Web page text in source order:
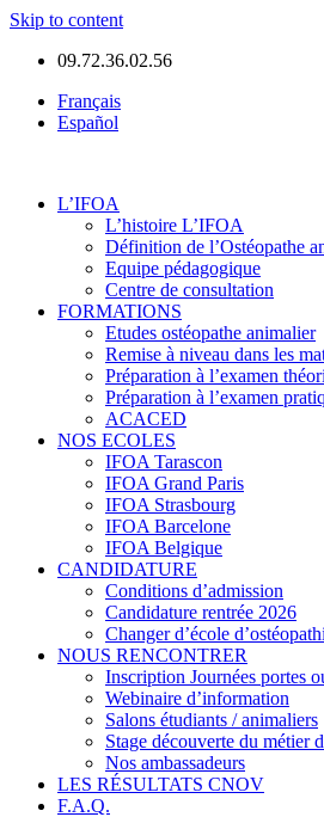
Skip to content
09.72.36.02.56
Français
Español
L’IFOA
L’histoire L’IFOA
Définition de l’Ostéopathe
Equipe pédagogique
Centre de consultation
FORMATIONS
Etudes ostéopathe animalier
Remise à niveau dans les
Préparation à l’examen
Préparation à l’examen
ACACED
NOS ECOLES
IFOA Tarascon
IFOA Grand Paris
IFOA Strasbourg
IFOA Barcelone
IFOA Belgique
CANDIDATURE
Conditions d’admission
Candidature rentrée 2026
Changer d’école
NOUS RENCONTRER
Inscription Journées portes
Webinaire d’information
Salons étudiants / animaliers
Stage découverte du métier
Nos ambassadeurs
LES RÉSULTATS CNOV
F.A.Q.